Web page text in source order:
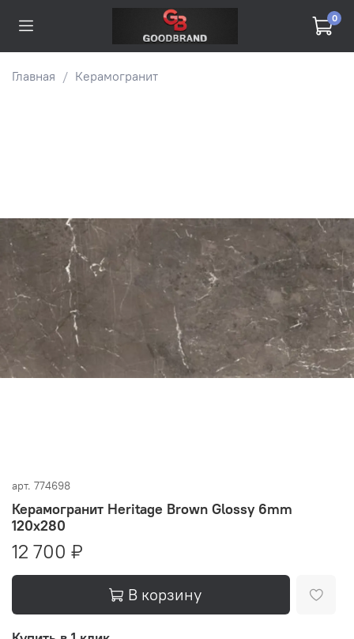
0
Главная Керамогранит
арт. 774698
Керамогранит Heritage Brown Glossy 6mm
120x280
12 700 ₽
В корзину